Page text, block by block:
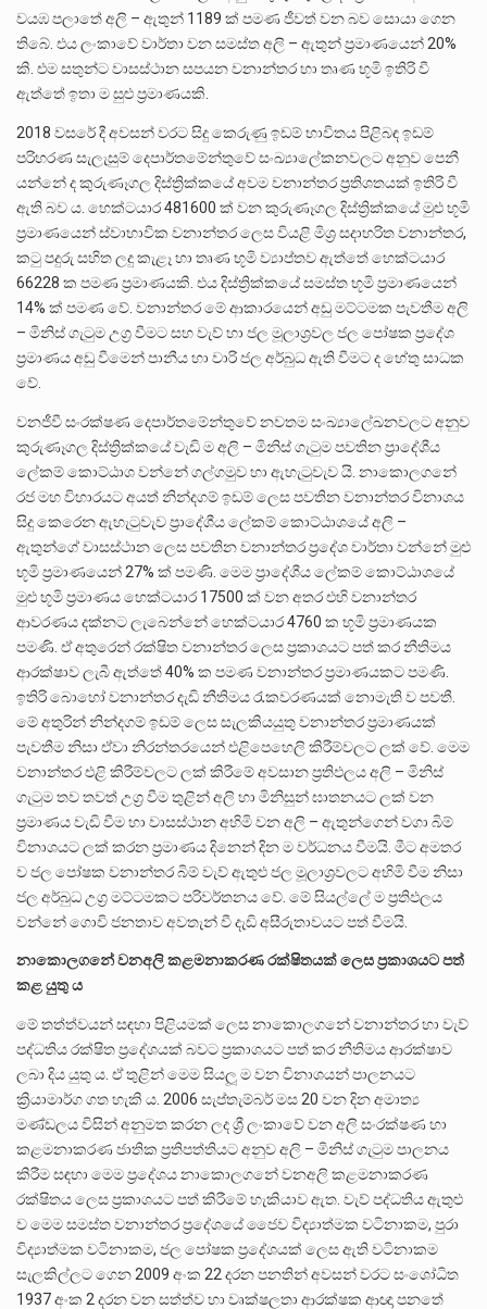
වයඹ පලාතේ අලි – ඇතුන් 1189 ක් පමණ ජීවත් වන බව සොයා ගෙන
තිබේ. එය ලංකාවේ වාර්තා වන සමස්ත අලි – ඇතුන් ප්‍රමාණයෙන් 20%
කි. එම සතුන්ට වාසස්ථාන සපයන වනාන්තර හා තෘණ භූමි ඉතිරි වී
ඇත්තේ ඉතා ම සුළු ප්‍රමාණයකි.
2018 වසරේ දී අවසන් වරට සිදු කෙරුණු ඉඩම් භාවිතය පිළිබඳ ඉඩම්
පරිහරණ සැලැසුම් දෙපාර්තමේන්තුවේ සංඛ්‍යාලේකනවලට අනුව පෙනී
යන්නේ ද කුරුණෑගල දිස්ත්‍රික්කයේ අවම වනාන්තර ප්‍රතිශතයක් ඉතිරි වී
ඇති බව ය. හෙක්ටයාර 481600 ක් වන කුරුණෑගල දිස්ත්‍රික්කයේ මුළු භූමි
ප්‍රමාණයෙන් ස්වාභාවික වනාන්තර ලෙස වියළි මිශ්‍ර සදාහරිත වනාන්තර,
කටු පදුරු සහිත ලදු කැළෑ හා තෘණ භූමි ව්‍යාප්තව ඇත්තේ හෙක්ටයාර
66228 ක පමණ ප්‍රමාණයකි. එය දිස්ත්‍රික්කයේ සමස්ත භූමි ප්‍රමාණයෙන්
14% ක් පමණ වේ. වනාන්තර මේ ආකාරයෙන් අඩු මට්ටමක පැවතීම අලි
– මිනිස් ගැටුම උග්‍ර වීමට සහ වැව් හා ජල මූලාශ්‍රවල ජල පෝෂක ප්‍රදේශ
ප්‍රමාණය අඩු වීමෙන් පානීය හා වාරි ජල අර්බුධ ඇති වීමට ද හේතු සාධක
වේ.
වනජීවී සංරක්ෂණ දෙපාර්තමේන්තුවේ නවතම සංඛ්‍යාලේඛනවලට අනුව
කුරුණෑගල දිස්ත්‍රික්කයේ වැඩි ම අලි – මිනිස් ගැටුම පවතින ප්‍රාදේශීය
ලේකම් කොට්ඨාශ වන්නේ ගල්ගමුව හා ඇහැටුවැව යි. නාකොලගනේ
රජ මහ විහාරයට අයත් නින්දගම් ඉඩම් ලෙස පවතින වනාන්තර විනාශය
සිදු කෙරෙන ඇහැටුවැව ප්‍රාදේශීය ලේකම් කොට්ඨාශයේ අලි –
ඇතුන්ගේ වාසස්ථාන ලෙස පවතින වනාන්තර ප්‍රදේශ වාර්තා වන්නේ මුළු
භූමි ප්‍රමාණයෙන් 27% ක් පමණි. මෙම ප්‍රාදේශීය ලේකම් කොට්ඨාශයේ
මුළු භූමි ප්‍රමාණය හෙක්ටයාර 17500 ක් වන අතර එහි වනාන්තර
ආවරණය දක්නට ලැබෙන්නේ හෙක්ටයාර 4760 ක භූමි ප්‍රමාණයක
පමණි. ඒ අතුරෙන් රක්ෂිත වනාන්තර ලෙස ප්‍රකාශයට පත් කර නීතිමය
ආරක්ෂාව ලැබී ඇත්තේ 40% ක පමණ වනාන්තර ප්‍රමාණයකට පමණි.
ඉතිරි බොහෝ වනාන්තර දැඩි නීතිමය රැකවරණයක් නොමැති ව පවතී.
මේ අතුරින් නින්දගම් ඉඩම් ලෙස සැලකියයුතු වනාන්තර ප්‍රමාණයක්
පැවතීම නිසා ඒවා නිරන්තරයෙන් එළිපෙහෙලි කිරීම්වලට ලක් වේ. මෙම
වනාන්තර එළි කිරීම්වලට ලක් කිරීමේ අවසාන ප්‍රතිඵලය අලි – මිනිස්
ගැටුම තව තවත් උග්‍ර වීම තුළින් අලි හා මිනිසුන් ඝාතනයට ලක් වන
ප්‍රමාණය වැඩි වීම හා වාසස්ථාන අහිමි වන අලි – ඇතුන්ගෙන් වගා බිම්
විනාශයට ලක් කරන ප්‍රමාණය දිනෙන් දින ම වර්ධනය වීමයි. මීට අමතර
ව ජල පෝෂක වනාන්තර බිම් වැව් ඇතුළු ජල මූලාශ්‍රවලට අහිමි වීම නිසා
ජල අර්බුධ උග්‍ර මට්ටමකට පරිවර්තනය වේ. මේ සියල්ලේ ම ප්‍රතිඵලය
වන්නේ ගොවි ජනතාව අවතැන් වී දැඩි අසීරුතාවයට පත් වීමයි.
නාකොලගනේවනඅලිකළමනාකරණරක්ෂිතයක්ලෙසප්රකාශයටපත්
කළ යුතුය
මේ තත්ත්වයන් සඳහා පිළියමක් ලෙස නාකොලගනේ වනාන්තර හා වැව්
පද්ධතිය රක්ෂිත ප්‍රදේශයක් බවට ප්‍රකාශයට පත් කර නීතිමය ආරක්ෂාව
ලබා දිය යුතු ය. ඒ තුළින් මෙම සියලූ ම වන විනාශයන් පාලනයට
ක්‍රියාමාර්ග ගත හැකි ය. 2006 සැප්තැම්බර් මස 20 වන දින අමාත්‍ය
මණ්ඩලය විසින් අනුමත කරන ලද ශ්‍රී ලංකාවේ වන අලි සංරක්ෂණ හා
කළමනාකරණ ජාතික ප්‍රතිපත්තියට අනුව අලි – මිනිස් ගැටුම පාලනය
කිරීම සඳහා මෙම ප්‍රදේශය නාකොලගනේ වනඅලි කළමනාකරණ
රක්ෂිතය ලෙස ප්‍රකාශයට පත් කිරීමේ හැකියාව ඇත. වැව් පද්ධතිය ඇතුළු
ව මෙම සමස්ත වනාන්තර ප්‍රදේශයේ ජෛව විද්‍යාත්මක වටිනාකම, පුරා
විද්‍යාත්මක වටිනාකම, ජල පෝෂක ප්‍රදේශයක් ලෙස ඇති වටිනාකම
සැලකිල්ලට ගෙන 2009 අංක 22 දරන පනතින් අවසන් වරට සංශෝධිත
1937 අංක 2 දරන වන සත්ත්ව හා වෘක්ෂලතා ආරක්ෂක ආඥා පනතේ